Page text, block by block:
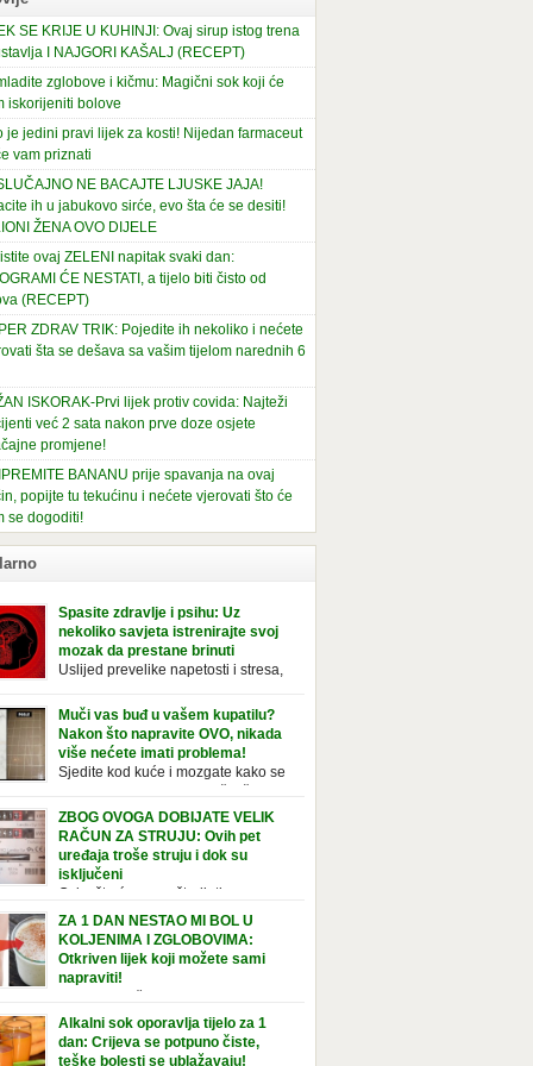
SE KRIJE U KUHINJI: Ovaj sirup istog trena
I NAJGORI KAŠALJ (RECEPT)
zglobove i kičmu: Magični sok koji će
iskorijeniti bolove
je jedini pravi lijek za kosti! Nijedan farmaceut
vam priznati
NE BACAJTE LJUSKE JAJA!
ih u jabukovo sirće, evo šta će se desiti!
ŽENA OVO DIJELE
ovaj ZELENI napitak svaki dan:
ĆE NESTATI, a tijelo biti čisto od
(RECEPT)
ZDRAV TRIK: Pojedite ih nekoliko i nećete
šta se dešava sa vašim tijelom narednih 6
ISKORAK-Prvi lijek protiv covida: Najteži
već 2 sata nakon prve doze osjete
promjene!
BANANU prije spavanja na ovaj
popijte tu tekućinu i nećete vjerovati što će
se dogoditi!
Spasite zdravlje i psihu: Uz
nekoliko savjeta istrenirajte svoj
mozak da prestane brinuti
Uslijed prevelike napetosti i stresa,
bolestima. Pretjerana briga ostavlja
na mentalno i na fizičko zdravlje. Može
stres, depresiju, umor i loše zdravstveno
Jeste li znali da pretjerana briga može
broj otkucaja srca, otežati disanje i
[…]
Muči vas buđ u vašem kupatilu?
Nakon što napravite OVO, nikada
više nećete imati problema!
Sjedite kod kuće i mozgate kako se
ili čak vašu wc šolju? Nije vam jasno kako
tamo, no ono što vam je sigurno jasno
to ne izgleda nikako lijepo. Na svu sreću,
vam jednostavan pripravak koji sami
napraviti u vašem domu, a […]
ZBOG OVOGA DOBIJATE VELIK
RAČUN ZA STRUJU: Ovih pet
uređaja troše struju i dok su
isključeni
Osim što će vam uštedjeti novac,
uređaja iz struje sigurnije je u slučaju
nevremena kada su svi uključeni
pod rizikom od udara groma. Znate li da
aparati vode tajni život dok su
Ovo je popis uređaja koji troše
Punjač mobitela […]
ZA 1 DAN NESTAO MI BOL U
KOLJENIMA I ZGLOBOVIMA:
Otkriven lijek koji možete sami
napraviti!
Ovaj recept čine sastojci bogati
vitaminom C, silicijumom i
koji ne smiruju samo bolna
i zglobove, već i jačaju tetive i ligamente.
Alkalni sok oporavlja tijelo za 1
dan: Crijeva se potpuno čiste,
teške bolesti se ublažavaju!